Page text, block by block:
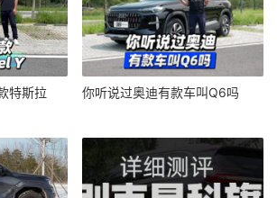
特斯拉
你听说过奥迪有款车叫Q6吗